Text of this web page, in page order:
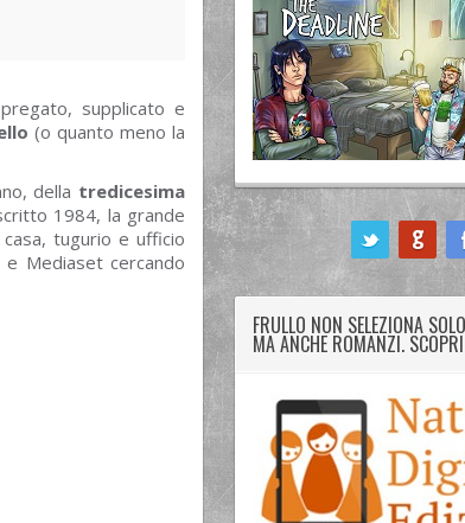
supplicato e
(o quanto meno la
della tredicesima
1984, la grande
tugurio e ufficio
Mediaset cercando
twittergoogleplusfacebook
FRULLO NON SELEZIONA
MA ANCHE ROMANZI.